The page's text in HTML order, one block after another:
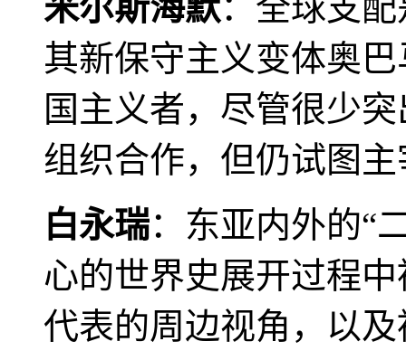
米尔斯海默：全球支
其新保守主义变体奥
国主义者，尽管很少
组织合作，但仍试图
白永瑞：东亚内外的“
心的世界史展开过程
代表的周边视角，以